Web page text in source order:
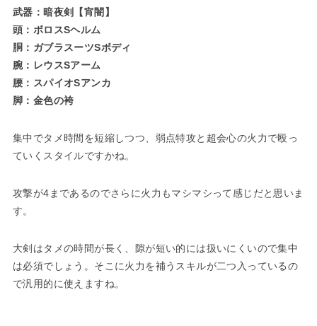
武器：暗夜剣【宵闇】
頭：ボロスSヘルム
胴：ガブラスーツSボディ
腕：レウスSアーム
腰：スパイオSアンカ
脚：金色の袴
集中でタメ時間を短縮しつつ、弱点特攻と超会心の火力で殴っ
ていくスタイルですかね。
攻撃が4まであるのでさらに火力もマシマシって感じだと思いま
す。
大剣はタメの時間が長く、隙が短い的には扱いにくいので集中
は必須でしょう。そこに火力を補うスキルが二つ入っているの
で汎用的に使えますね。